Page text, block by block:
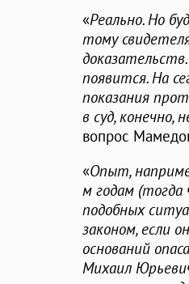
«Реально. Но
тому
появится. На
показания
в суд,
вопрос
«Опыт,
м годам
подобных
законом, если
оснований
Михаил